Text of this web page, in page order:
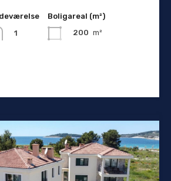
1
Boligareal (m²)
200 m²